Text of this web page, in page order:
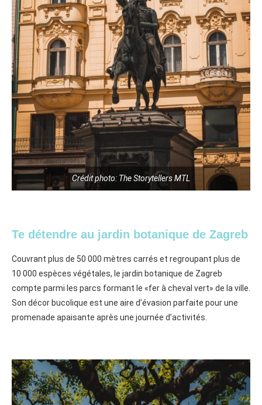
Crédit photo: The Storytellers MTL
Te détendre au jardin botanique de Zagreb
Couvrant plus de 50 000 mètres carrés et regroupant plus de
10 000 espèces végétales, le jardin botanique de Zagreb
compte parmi les parcs formant le «fer à cheval vert» de la ville.
Son décor bucolique est une aire d’évasion parfaite pour une
promenade apaisante après une journée d’activités.